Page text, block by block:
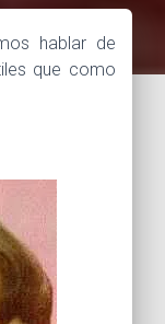
hablar de
que como